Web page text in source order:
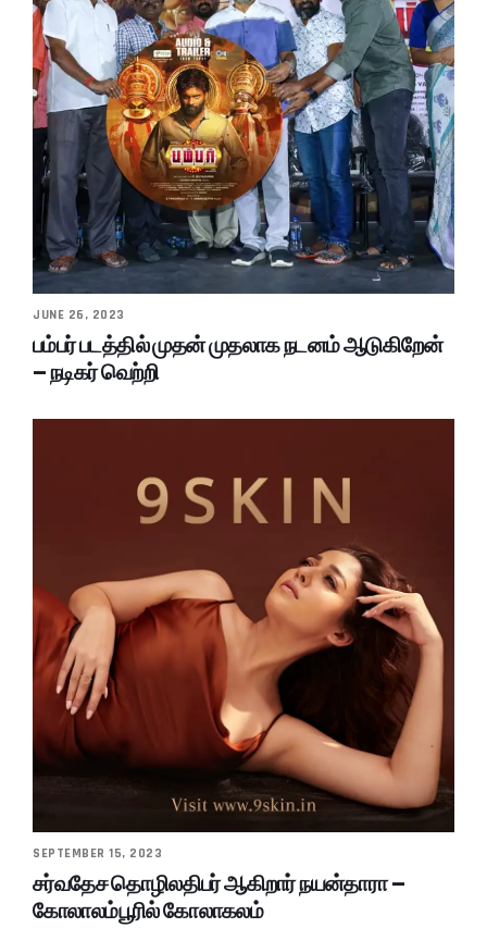
JUNE 26, 2023
பம்பர் படத்தில் முதன் முதலாக நடனம் ஆடுகிறேன்
– நடிகர் வெற்றி
SEPTEMBER 15, 2023
சர்வதேச தொழிலதிபர் ஆகிறார் நயன்தாரா –
கோலாலம்பூரில் கோலாகலம்